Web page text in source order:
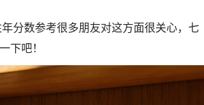
分数参考很多朋友对这方面很关心，七
下吧！